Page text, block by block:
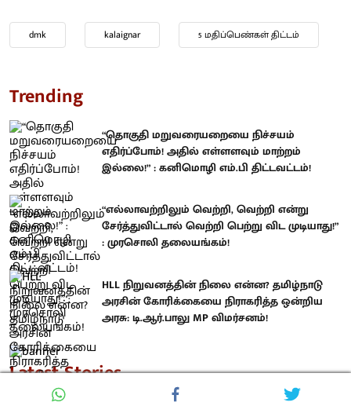
dmk kalaignar 5 மதிப்பெண்கள் திட்டம்
Trending
“தொகுதி மறுவரையறையை நிச்சயம்
எதிர்ப்போம்! அதில் எள்ளளவும் மாற்றம்
இல்லை!” : கனிமொழி எம்.பி திட்டவட்டம்!
“எல்லாவற்றிலும் வெற்றி, வெற்றி என்று
சேர்த்துவிட்டால் வெற்றி பெற்று விட முடியாது!”
: முரசொலி தலையங்கம்!
HLL நிறுவனத்தின் நிலை என்ன? தமிழ்நாடு
அரசின் கோரிக்கையை நிராகரித்த ஒன்றிய
அரசு: டி.ஆர்.பாலு MP விமர்சனம்!
Latest Stories